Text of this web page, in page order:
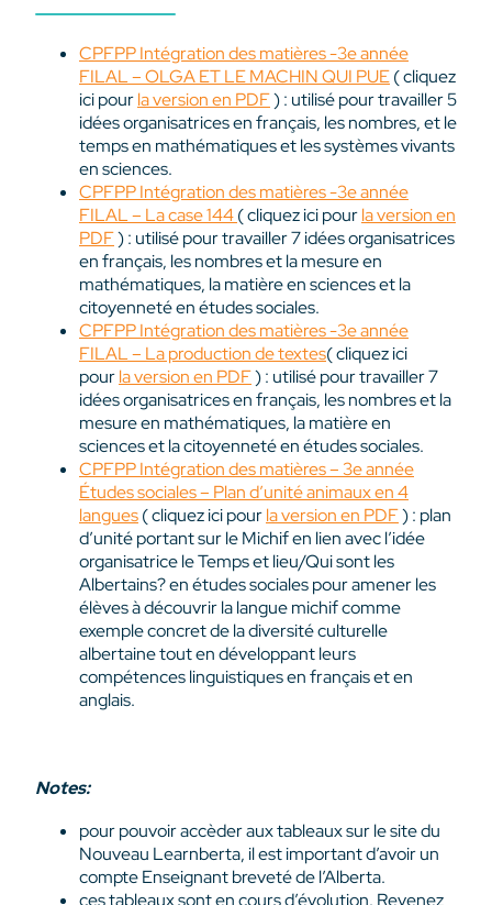
CPFPP Intégration des matières -3e année
FILAL – OLGA ET LE MACHIN QUI PUE( cliquez
ici pourla version en PDF) : utilisé pour travailler 5
idées organisatrices en français, les nombres, et le
temps en mathématiques et les systèmes vivants
en sciences.
CPFPP Intégration des matières -3e année
FILAL – La case 144( cliquez ici pourla version en
PDF) : utilisé pour travailler 7 idées organisatrices
en français, les nombres et la mesure en
mathématiques, la matière en sciences et la
citoyenneté en études sociales.
CPFPP Intégration des matières -3e année
FILAL – La production de textes( cliquez ici
pourla version en PDF) : utilisé pour travailler 7
idées organisatrices en français, les nombres et la
mesure en mathématiques, la matière en
sciences et la citoyenneté en études sociales.
CPFPP Intégration des matières – 3e année
Études sociales – Plan d’unité animaux en 4
langues( cliquez ici pourla version en PDF) : plan
d’unité portant sur le Michif en lien avec l’idée
organisatrice le Temps et lieu/Qui sont les
Albertains? en études sociales pour amener les
élèves à découvrir la langue michif comme
exemple concret de la diversité culturelle
albertaine tout en développant leurs
compétences linguistiques en français et en
anglais.
Notes:
pour pouvoir accèder aux tableaux sur le site du
Nouveau Learnberta, il est important d’avoir un
compte Enseignant breveté de l’Alberta.
ces tableaux sont en cours d’évolution. Revenez